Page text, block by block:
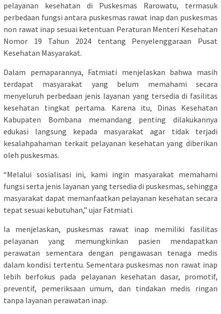
pelayanan kesehatan di Puskesmas Rarowatu, termasuk
perbedaan fungsi antara puskesmas rawat inap dan puskesmas
non rawat inap sesuai ketentuan Peraturan Menteri Kesehatan
Nomor 19 Tahun 2024 tentang Penyelenggaraan Pusat
Kesehatan Masyarakat.
Dalam pemaparannya, Fatmiati menjelaskan bahwa masih
terdapat masyarakat yang belum memahami secara
menyeluruh perbedaan jenis layanan yang tersedia di fasilitas
kesehatan tingkat pertama. Karena itu, Dinas Kesehatan
Kabupaten Bombana memandang penting dilakukannya
edukasi langsung kepada masyarakat agar tidak terjadi
kesalahpahaman terkait pelayanan kesehatan yang diberikan
oleh puskesmas.
“Melalui sosialisasi ini, kami ingin masyarakat memahami
fungsi serta jenis layanan yang tersedia di puskesmas, sehingga
masyarakat dapat memanfaatkan pelayanan kesehatan secara
tepat sesuai kebutuhan,” ujar Fatmiati.
Ia menjelaskan, puskesmas rawat inap memiliki fasilitas
pelayanan yang memungkinkan pasien mendapatkan
perawatan sementara dengan pengawasan tenaga medis
dalam kondisi tertentu. Sementara puskesmas non rawat inap
lebih berfokus pada pelayanan kesehatan dasar, promotif,
preventif, pemeriksaan umum, dan tindakan medis ringan
tanpa layanan perawatan inap.